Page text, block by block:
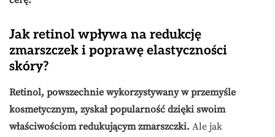
Jak retinol wpływa na redukcję
zmarszczek i poprawę elastyczności
skóry?
Retinol, powszechnie wykorzystywany w przemyśle
kosmetycznym, zyskał popularność dzięki swoim
właściwościom redukującym zmarszczki. Ale jak